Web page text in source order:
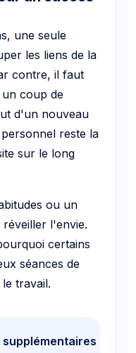
une seule
les liens de la
contre, il faut
coup de
d'un nouveau
reste la
sur le long
ou un
l'envie.
certains
séances de
travail.